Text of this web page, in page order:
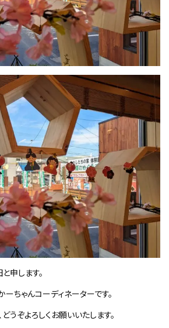
申します。
ちゃんコーディネーターです。
うぞよろしくお願いいたします。